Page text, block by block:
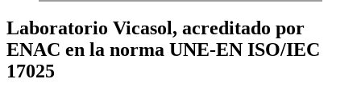
Laboratorio Vicasol, acreditado por
ENAC en la norma UNE-EN ISO/IEC
17025